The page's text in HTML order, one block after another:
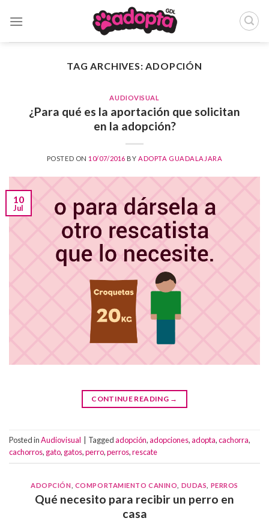
TAG ARCHIVES:ADOPCIÓN
AUDIOVISUAL
¿Para qué es la aportación que solicitan
en la adopción?
POSTED ON 10/07/2016 BY ADOPTA GUADALAJARA
10
Jul
CONTINUE READING →
Posted inAudiovisual Taggedadopción,adopciones,adopta,cachorra,
cachorros, gato, gatos,perro,perros,rescate
ADOPCIÓN COMPORTAMIENTO CANINO DUDAS PERROS
Qué necesito para recibir un perro en
casa